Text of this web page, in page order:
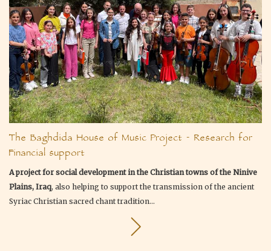
The Baghdida House of Music Project - Research for
Financial support
A project for social development in the Christian towns of the Ninive
Plains, Iraq, also helping to support the transmission of the ancient
Syriac Christian sacred chant tradition...